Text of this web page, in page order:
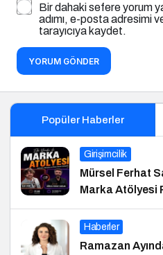
Bir dahaki sefere yorum
adımı, e-posta adresimi
tarayıcıya kaydet.
YORUM GÖNDER
Popüler Haberler
Girişimcilik
Mürsel Ferhat
Marka Atölyesi
Haberler
Ramazan